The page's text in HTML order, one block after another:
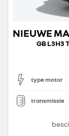
GB L3H3
type motor
transmissie